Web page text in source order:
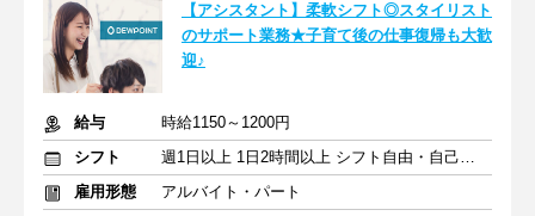
【アシスタント】柔軟シフト◎スタイリスト
のサポート業務★子育て後の仕事復帰も大歓
迎♪
給与
時給1150～1200円
シフト
週1日以上 1日2時間以上 シフト自由・自己申告
雇用形態
アルバイト・パート